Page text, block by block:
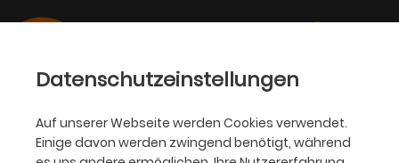
Datenschutzeinstellungen
Auf unserer Webseite werden Cookies verwendet.
Einige davon werden zwingend benötigt, während